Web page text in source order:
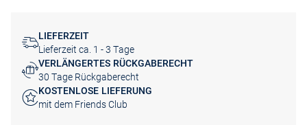
LIEFERZEIT
Lieferzeit ca. 1 - 3 Tage
VERLÄNGERTES RÜCKGABERECHT
30 Tage Rückgaberecht
KOSTENLOSE LIEFERUNG
mit dem Friends Club